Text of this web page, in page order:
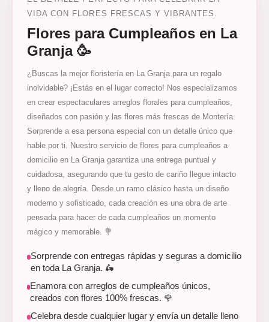
VIDA CON FLORES FRESCAS Y VIBRANTES.
Flores para Cumpleaños en La
Granja 🥳
¿Buscas la mejor floristería en La Granja para un regalo
inolvidable? ¡Estás en el lugar correcto! Nos especializamos
en crear espectaculares arreglos florales para cumpleaños,
diseñados con pasión y las flores más frescas de Montería.
Sorprende a esa persona especial con un detalle único que
hable por ti. Nuestro servicio de flores para cumpleaños a
domicilio en La Granja garantiza una entrega puntual y
cuidadosa, asegurando que tu gesto de cariño llegue intacto
y lleno de alegría. Desde un ramo clásico hasta un diseño
moderno y sofisticado, cada creación es una obra de arte
pensada para hacer de cada cumpleaños un momento
mágico y memorable. 💐
Sorprende con entregas rápidas y seguras a domicilio
en toda La Granja. 🛵
Enamora con arreglos de cumpleaños únicos,
creados con flores 100% frescas. 🌹
Celebra desde cualquier lugar y envía un detalle lleno